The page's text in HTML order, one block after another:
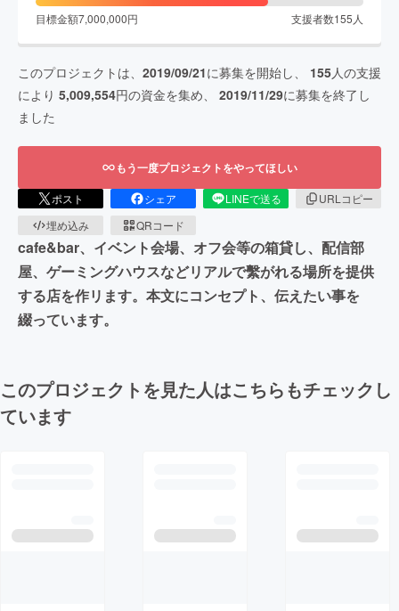
目標金額7,000,000円 支援者数155 人
このプロジェクトは、 2019/09/21に募集を開始し、 155人の支援
により 5,009,554円の資金を集め、 2019/11/29に募集を終了し
ました
もう一度プロジェクトをやってほしい
ポスト シェア LINEで送る
URLコピー
埋め込み
QRコード
cafe&bar、イベント会場、オフ会等の箱貸し、配信部
屋、ゲーミングハウスなどリアルで繫がれる場所を提供
する店を作リます。本文にコンセプト、伝えたい事を
綴っています。
このプロジェクトを見た人はこちらもチェックし
ています